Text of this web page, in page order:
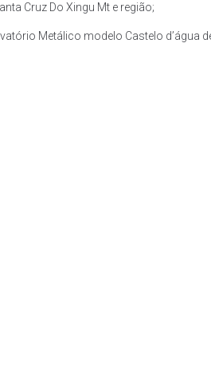
Cruz Do Xingu Mt e região;
Metálico modelo Castelo d’água